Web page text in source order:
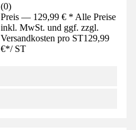
(0)
Preis — 129,99 € * Alle Preise
inkl. MwSt. und ggf. zzgl.
Versandkosten pro ST129,99
€*/ ST